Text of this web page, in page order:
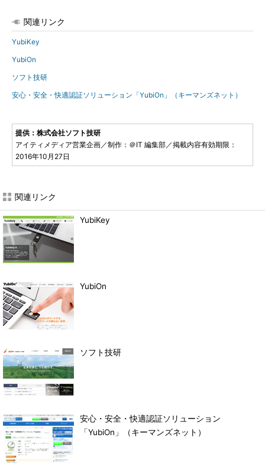
関連リンク
YubiKey
YubiOn
ソフト技研
安心・安全・快適認証ソリューション「YubiOn」（キーマンズネット）
提供：株式会社ソフト技研
アイティメディア営業企画／制作：＠IT 編集部／掲載内容有効期限：
2016年10月27日
関連リンク
YubiKey
YubiOn
ソフト技研
安心・安全・快適認証ソリューション
「YubiOn」（キーマンズネット）